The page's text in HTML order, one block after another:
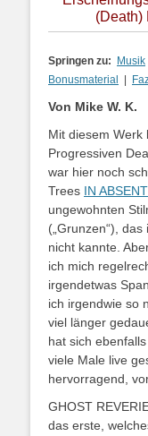
(Death)
Springen zu: Musik
Bonusmaterial
Von Mike W. K.
Mit diesem Werk
Progressiven
war hier noch
Trees IN
ungewohnten
(„Grunzen“),
nicht kannte.
ich mich
irgendetwas
ich irgendwie so
viel länger
hat sich
viele Male live
hervorragend,
GHOST
das erste,